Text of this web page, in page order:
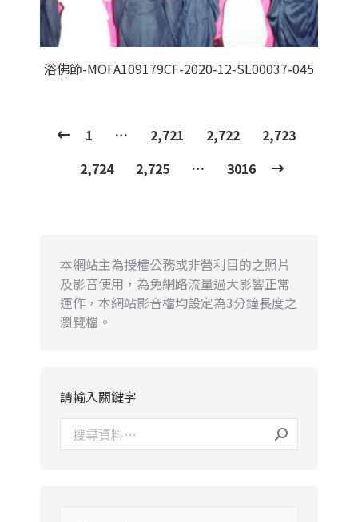
浴佛節-MOFA109179CF-2020-12-SL00037-045
1 … 2,721 2,722
2,723
2,724
2,725 … 3016
本網站主為授權公務或非營利目的之照片
及影音使用，為免網路流量過大影響正常
運作，本網站影音檔均設定為3分鐘長度之
瀏覽檔。
請輸入關鍵字